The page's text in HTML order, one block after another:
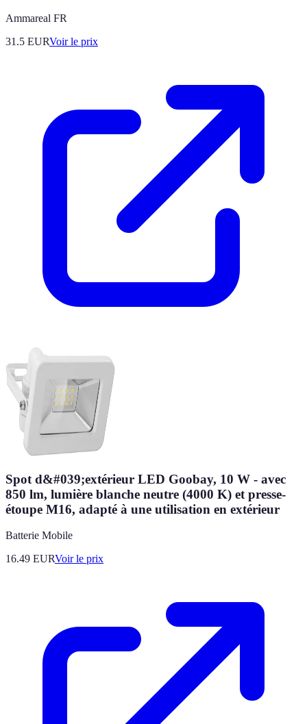
Ammareal FR
31.5 EURVoir le prix
Spot d&#039;extérieur LED Goobay, 10 W - avec
850 lm, lumière blanche neutre (4000 K) et presse-
étoupe M16, adapté à une utilisation en extérieur
Batterie Mobile
16.49 EURVoir le prix